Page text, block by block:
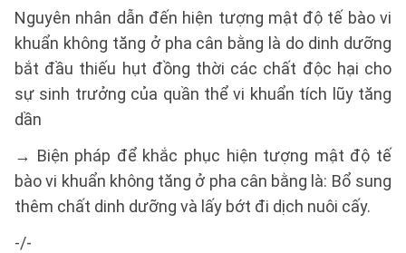
Nguyên nhân dẫn đến hiện tượng mật độ tế bào vi
khuẩn không tăng ở pha cân bằng là do dinh dưỡng
bắt đầu thiếu hụt đồng thời các chất độc hại cho
sự sinh trưởng của quần thể vi khuẩn tích lũy tăng
dần
→ Biện pháp để khắc phục hiện tượng mật độ tế
bào vi khuẩn không tăng ở pha cân bằng là: Bổ sung
thêm chất dinh dưỡng và lấy bớt đi dịch nuôi cấy.
-/-